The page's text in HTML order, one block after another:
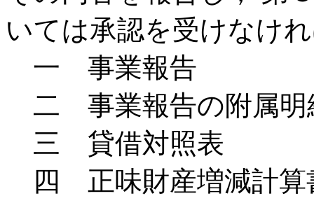
いては承認を受けなけ
一 事業報告
二 事業報告の附属明
三 貸借対照表
四 正味財産増減計算